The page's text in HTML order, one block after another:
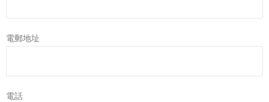
電郵地址
電話